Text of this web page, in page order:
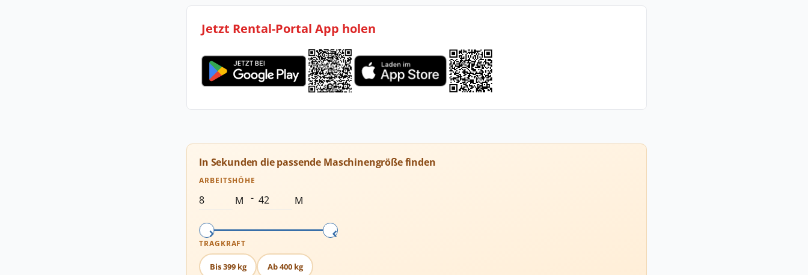
Jetzt Rental-Portal App holen
In Sekunden die passende Maschinengröße finden
ARBEITSHÖHE
M - M
TRAGKRAFT
Bis 399 kg Ab 400 kg